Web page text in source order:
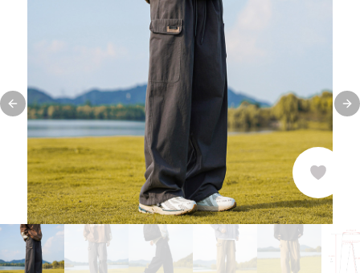
Previous slide